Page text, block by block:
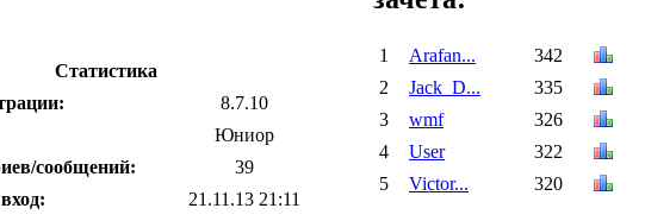
Статистика
8.7.10
Юниор
сообщений:
39
21.11.13 21:11
1 Arafan...
342
2
Jack_D...
335
3
wmf
326
4
User
322
5
Victor... 320